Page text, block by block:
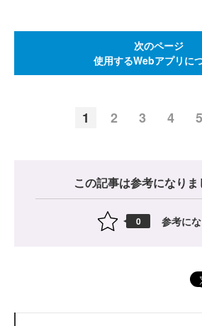
次のページ
使用するWebアプリに
1 2 3 4 5
この記事は参考になりま
0 参考に